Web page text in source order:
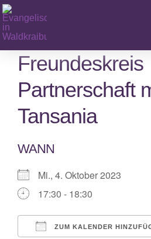
Zum
Inhalt
springen
Freundeskreis
Partnerschaft
Tansania
WANN
Mi., 4. Oktober 2023
17:30 - 18:30
ZUM KALENDER